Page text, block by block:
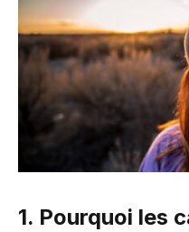
1. Pourquoi les